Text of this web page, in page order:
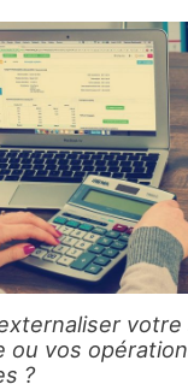
votre
ou vos
?